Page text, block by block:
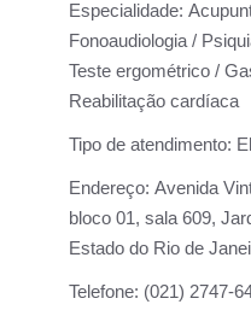
Especialidade:
Fonoaudiologia /
Teste ergométrico /
Reabilitação cardíaca
Tipo de atendimento:
Endereço: Avenida
bloco 01, sala 609,
Estado do Rio de
Telefone: (021) 2747-